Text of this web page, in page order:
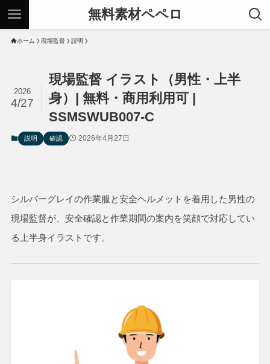
無料素材ペペロ
ホーム 現場監督 説明
現場監督 イラスト（男性・上半
身）| 無料・商用利用可 |
SSMSWUB007-C
2026
4/27
説明 確認 2026年4月27日
シルバーグレイの作業服と安全ヘルメットを着用した男性の
現場監督が、安全確認と作業期間の案内を笑顔で対応してい
る上半身イラストです。